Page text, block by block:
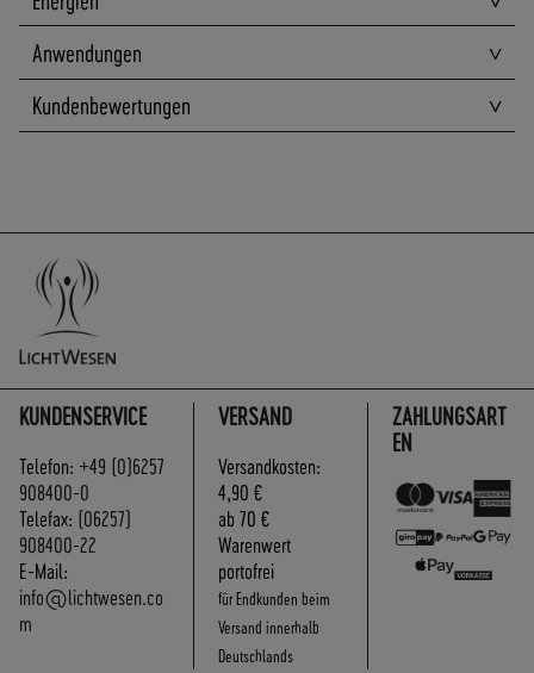
N
S
Anwendungen
Kundenbewertungen
KUNDENSERVICE
Telefon: +49 (0)6257
908400-0
Telefax: (06257)
908400-22
E-Mail:
info@lichtwesen.co
m
ZAHLUNGSART
EN
VERSAND
Versandkosten:
4,90 €
ab 70 €
Warenwert
portofrei
für Endkunden beim
Versand innerhalb
Deutschlands